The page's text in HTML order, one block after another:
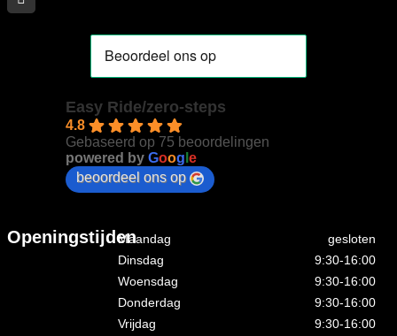
Easy Ride/zero-steps
4.8
Gebaseerd op 75 beoordelingen
powered by Goog e
beoordeel ons op
OpeningstijdenMaandag
gesloten
Dinsdag
9:30-16:00
Woensdag
9:30-16:00
Donderdag
9:30-16:00
Vrijdag
9:30-16:00